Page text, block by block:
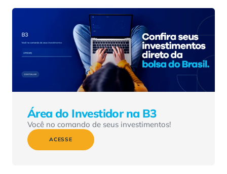
Área do Investidor na B3
Você no comando de seus investimentos!
ACESSE